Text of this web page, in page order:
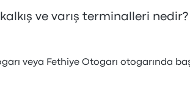
ve varış terminalleri nedir?
veya Fethiye Otogarı otogarında